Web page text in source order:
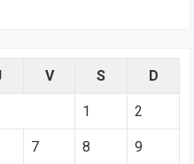
V S D
1 2
7 8 9